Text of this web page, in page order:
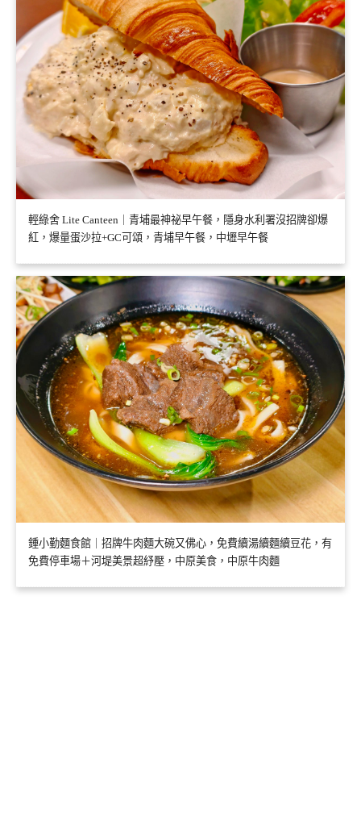
輕綠舍 Lite Canteen｜青埔最神祕早午餐，隱身水利署沒招牌卻爆
紅，爆量蛋沙拉+GC可頌，青埔早午餐，中壢早午餐
鍾小勤麵食館｜招牌牛肉麵大碗又佛心，免費續湯續麵續豆花，有
免費停車場＋河堤美景超紓壓，中原美食，中原牛肉麵